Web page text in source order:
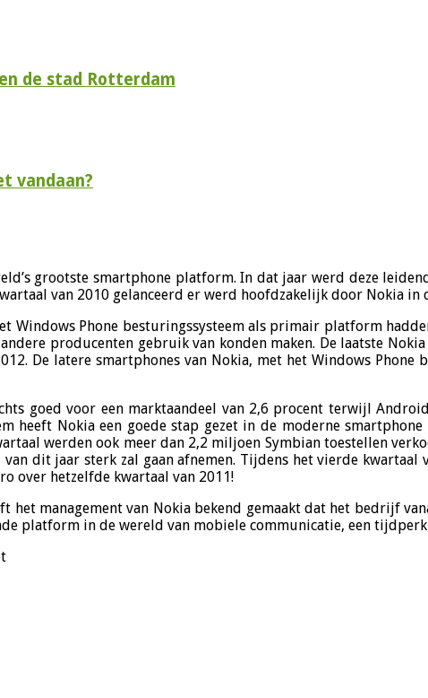
de stad Rotterdam
vandaan?
grootste smartphone platform. In dat jaar werd deze
van 2010 gelanceerd er werd hoofdzakelijk door Nokia in
Windows Phone besturingssysteem als primair platform
producenten gebruik van konden maken. De laatste
De latere smartphones van Nokia, met het Windows
goed voor een marktaandeel van 2,6 procent terwijl
heeft Nokia een goede stap gezet in de moderne
werden ook meer dan 2,2 miljoen Symbian toestellen
dit jaar sterk zal gaan afnemen. Tijdens het vierde
over hetzelfde kwartaal van 2011!
management van Nokia bekend gemaakt dat het bedrijf
platform in de wereld van mobiele communicatie, een